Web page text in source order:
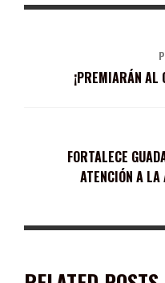
¡PREMIARÁN AL
FORTALECE
ATENCIÓN A LA